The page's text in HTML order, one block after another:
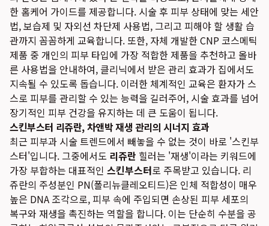
한 홈케어 가이드를 제공합니다. 시술 후 피부 상태에 맞는 세안
법, 보습제 및 자외선 차단제 사용법, 그리고 피해야 할 생활 습
관까지 꼼꼼하게 교육합니다. 또한, 자체 개발한 CNP 코스메틱
제품 중 개인의 피부 타입에 가장 적합한 제품을 추천하고 올바
른 사용법을 안내하여, 클리닉에서 받은 관리 효과가 집에서도
지속될 수 있도록 돕습니다. 이러한 체계적인 교육은 환자가 스
스로 피부를 관리할 수 있는 능력을 길러주어, 시술 효과를 넘어
장기적인 피부 건강을 유지하는 데 큰 도움이 됩니다.
스킨부스터 리쥬란, 차앤박 재생 관리의 시너지 효과
최근 피부과 시술 트렌드에서 빼놓을 수 없는 것이 바로 '스킨부
스터'입니다. 그중에서도 리쥬란 힐러는 '재생'이라는 키워드에
가장 부합하는 대표적인 스킨부스터로 주목받고 있습니다. 리
쥬란의 주성분인 PN(폴리뉴클레오티드)은 인체 적합성이 매우
높은 DNA 조각으로, 피부 속에 주입되면 손상된 피부 세포의
복구와 재생을 촉진하는 역할을 합니다. 이는 단순히 수분을 공